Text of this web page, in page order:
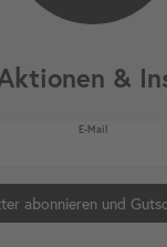
&
E-MailNewsletter
abonnieren und